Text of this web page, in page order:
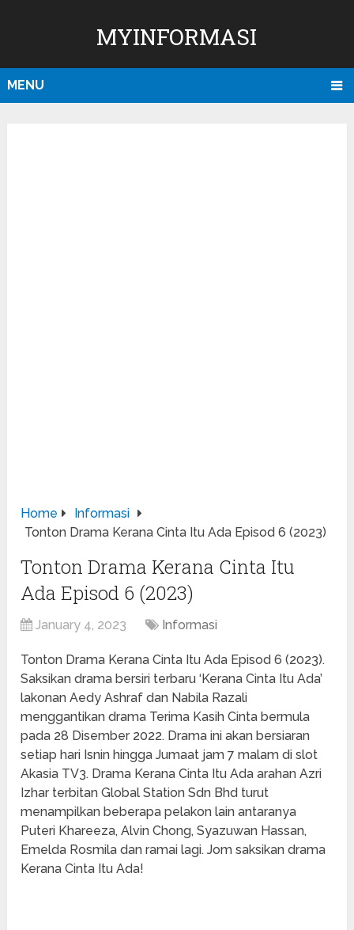
MYINFORMASI
MENU
Home
Informasi
Tonton Drama Kerana Cinta Itu Ada Episod 6 (2023)
Tonton Drama Kerana Cinta Itu
Ada Episod 6 (2023)
January 4, 2023 Informasi
Tonton Drama Kerana Cinta Itu Ada Episod 6 (2023).
Saksikan drama bersiri terbaru ‘Kerana Cinta Itu Ada’
lakonan Aedy Ashraf dan Nabila Razali
menggantikan drama Terima Kasih Cinta bermula
pada 28 Disember 2022. Drama ini akan bersiaran
setiap hari Isnin hingga Jumaat jam 7 malam di slot
Akasia TV3. Drama Kerana Cinta Itu Ada arahan Azri
Izhar terbitan Global Station Sdn Bhd turut
menampilkan beberapa pelakon lain antaranya
Puteri Khareeza, Alvin Chong, Syazuwan Hassan,
Emelda Rosmila dan ramai lagi. Jom saksikan drama
Kerana Cinta Itu Ada!